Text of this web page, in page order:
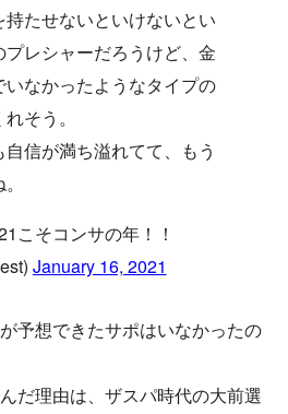
たせないといけないとい
プレシャーだろうけど、金
なかったようなタイプの
そう。
信が満ち溢れてて、もう
こそコンサの年！！
January 16, 2021
が予想できたサポはいなかったの
だ理由は、ザスパ時代の大前選